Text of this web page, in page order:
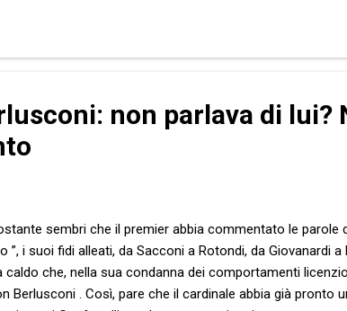
per colpa nostra, lo ammetto. Ha ragione, infatti,
non parlava di lui?
sembri che il premier abbia commentato le parole
i suoi fidi alleati, da Sacconi a Rotondi, da Giovanardi
che, nella sua condanna dei comportamenti
Berlusconi . Così, pare che il cardinale abbia già pronto